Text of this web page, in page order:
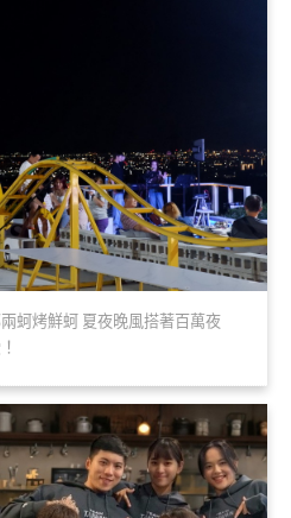
蚵烤鮮蚵 夏夜晚風搭著百萬夜